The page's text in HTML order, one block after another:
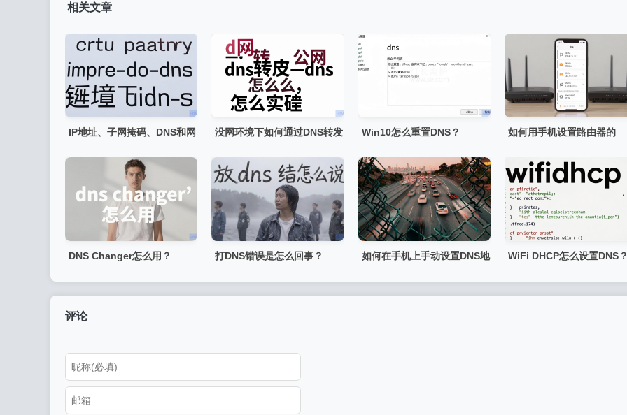
相关文章
IP地址、子网掩码、DNS和网
没网环境下如何通过DNS转发
Win10怎么重置DNS？
如何用手机设置路由器的
DNS Changer怎么用？ 打DNS错误是怎么回事？
如何在手机上手动设置DNS地
WiFi DHCP怎么设置DNS
评论